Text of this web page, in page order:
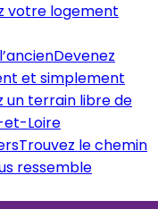
votre logement
Devenez
et simplement
un terrain libre de
et-Loire
Trouvez le chemin
ressemble